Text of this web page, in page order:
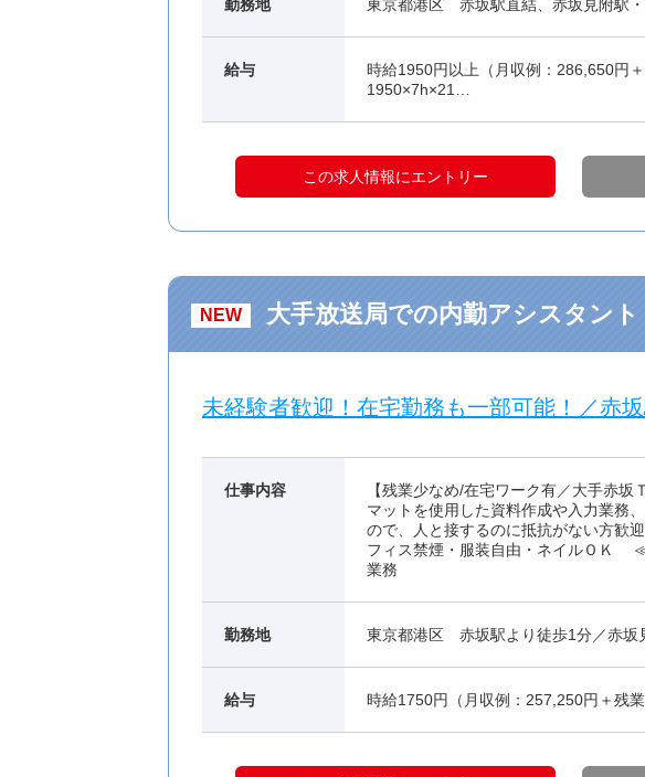
勤務地 東京都港区 赤坂駅直結、赤坂見附駅
給与
時給1950円以上（月収例：286,650円
1950×7h×21…
この求人情報にエントリー
NEW 大手放送局での内勤アシスタ
未経験者歓迎！在宅勤務も一部可能！／
仕事内容
【残業少なめ/在宅ワーク有／大手赤
マットを使用した資料作成や入力業務
ので、人と接するのに抵抗がない方歓
フィス禁煙・服装自由・ネイルＯＫ
業務
勤務地 東京都港区 赤坂駅より徒歩1分／赤坂
給与 時給1750円（月収例：257,250円＋残